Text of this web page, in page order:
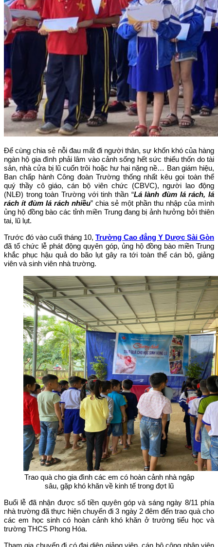
Để cùng chia sẻ nỗi đau mất đi người thân, sự khốn khó của hàng
ngàn hộ gia đình phải lâm vào cảnh sống hết sức thiếu thốn do tài
sản, nhà cửa bị lũ cuốn trôi hoặc hư hại nặng nề… Ban giám hiệu,
Ban chấp hành Công đoàn Trường thống nhất kêu gọi toàn thể
quý thầy cô giáo, cán bộ viên chức (CBVC), người lao động
(NLĐ) trong toàn Trường với tinh thần “Lá lành đùm lá rách, lá
rách ít đùm lá rách nhiều” chia sẻ một phần thu nhập của mình
ủng hộ đồng bào các tỉnh miền Trung đang bị ảnh hưởng bởi thiên
tai, lũ lụt.
Trước đó vào cuối tháng 10, Trường Cao đẳng Y Dược Sài Gòn
đã tổ chức lễ phát động quyên góp, ủng hộ đồng bào miền Trung
khắc phục hậu quả do bão lụt gây ra tới toàn thể cán bộ, giảng
viên và sinh viên nhà trường.
Trao quà cho gia đình các em có hoàn cảnh nhà ngập
sâu, gặp khó khăn về kinh tế trong đợt lũ
Buổi lễ đã nhận được số tiền quyên góp và sáng ngày 8/11 phía
nhà trường đã thực hiện chuyến đi 3 ngày 2 đêm đến trao quà cho
các em học sinh có hoàn cảnh khó khăn ở trường tiểu học và
trường THCS Phong Hóa.
Tham gia chuyến đi có đại diện giảng viên, cán bộ công nhân viên